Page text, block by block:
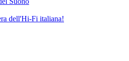
dell'Hi-Fi italiana!